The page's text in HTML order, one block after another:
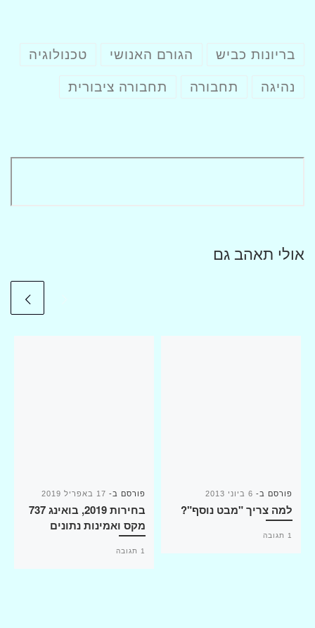
בריונות כביש הגורם האנושי טכנולוגיה
נהיגה תחבורה תחבורה ציבורית
אולי תאהב גם
פורסם ב- 6 ביוני 2013
למה צריך "מבט נוסף"?
1 תגובה
פורסם ב- 17 באפריל 2019
בחירות 2019, בואינג 737
מקס ואמינות נתונים
1 תגובה